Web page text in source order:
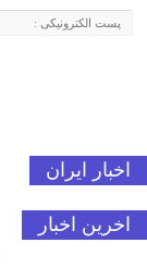
اخبار ایران
اخرین اخبار